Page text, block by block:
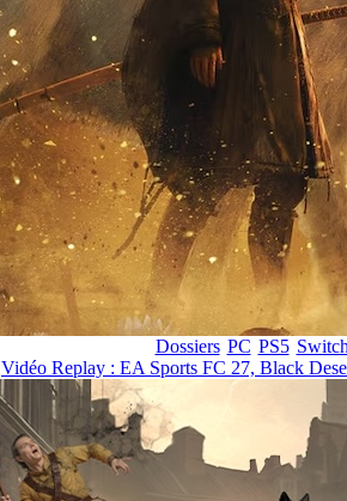
Dossiers PC PS5 Switch
Vidéo Replay : EA Sports FC 27, Black